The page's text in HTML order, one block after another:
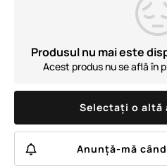
Produsul nu mai este
Acest produs nu se află în
Selectați o altă
Anunță-mă